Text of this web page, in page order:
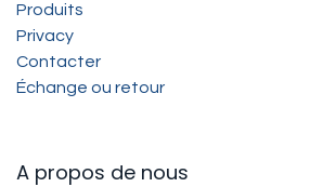
Produits
Privacy
Contacter
Échange ou retour
A propos de nous